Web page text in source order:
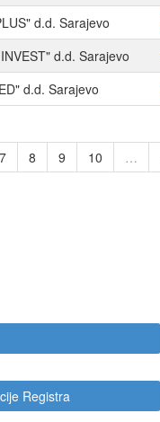
d.d. Sarajevo
d.d. Sarajevo
d.d. Sarajevo
7 8 9 10 …
Registra